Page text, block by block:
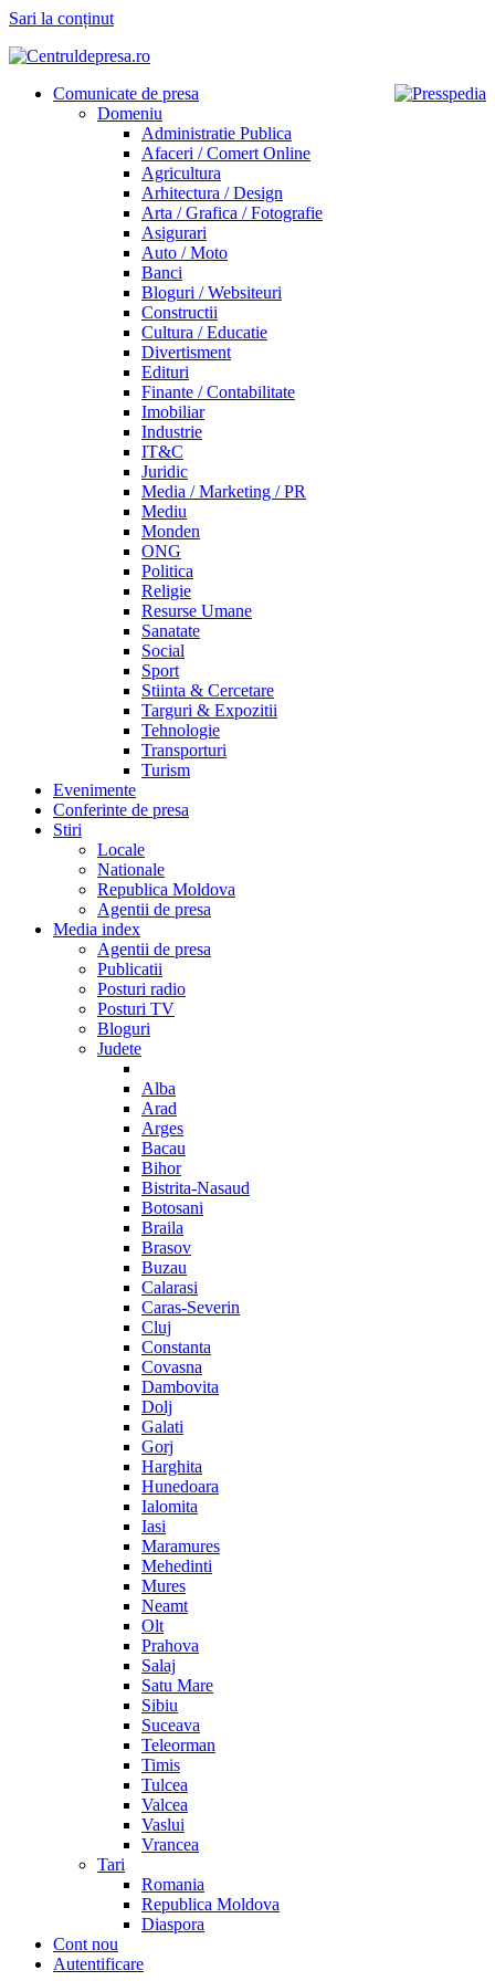
Sari la conținut
Comunicate de presa
Domeniu
Administratie Publica
Afaceri / Comert Online
Agricultura
Arhitectura / Design
Arta / Grafica / Fotografie
Asigurari
Auto / Moto
Banci
Bloguri / Websiteuri
Constructii
Cultura / Educatie
Divertisment
Edituri
Finante / Contabilitate
Imobiliar
Industrie
IT&C
Juridic
Media / Marketing / PR
Mediu
Monden
ONG
Politica
Religie
Resurse Umane
Sanatate
Social
Sport
Stiinta & Cercetare
Targuri & Expozitii
Tehnologie
Transporturi
Turism
Evenimente
Conferinte de presa
Stiri
Locale
Nationale
Republica Moldova
Agentii de presa
Media index
Agentii de presa
Publicatii
Posturi radio
Posturi TV
Bloguri
Judete
Alba
Arad
Arges
Bacau
Bihor
Bistrita-Nasaud
Botosani
Braila
Brasov
Buzau
Calarasi
Caras-Severin
Cluj
Constanta
Covasna
Dambovita
Dolj
Galati
Gorj
Harghita
Hunedoara
Ialomita
Iasi
Maramures
Mehedinti
Mures
Neamt
Olt
Prahova
Salaj
Satu Mare
Sibiu
Suceava
Teleorman
Timis
Tulcea
Valcea
Vaslui
Vrancea
Tari
Romania
Republica Moldova
Diaspora
Cont nou
Autentificare